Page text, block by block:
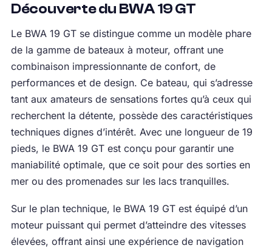
Découverte du BWA 19 GT
Le BWA 19 GT se distingue comme un modèle phare
de la gamme de bateaux à moteur, offrant une
combinaison impressionnante de confort, de
performances et de design. Ce bateau, qui s’adresse
tant aux amateurs de sensations fortes qu’à ceux qui
recherchent la détente, possède des caractéristiques
techniques dignes d’intérêt. Avec une longueur de 19
pieds, le BWA 19 GT est conçu pour garantir une
maniabilité optimale, que ce soit pour des sorties en
mer ou des promenades sur les lacs tranquilles.
Sur le plan technique, le BWA 19 GT est équipé d’un
moteur puissant qui permet d’atteindre des vitesses
élevées, offrant ainsi une expérience de navigation